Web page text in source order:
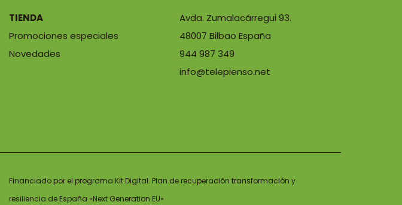
TIENDA
Promociones especiales
Novedades
Avda. Zumalacárregui 93.
48007 Bilbao España
944 987 349
info@telepienso.net
Financiado por el programa Kit Digital. Plan de recuperación transformación y
resiliencia de España «Next Generation EU»